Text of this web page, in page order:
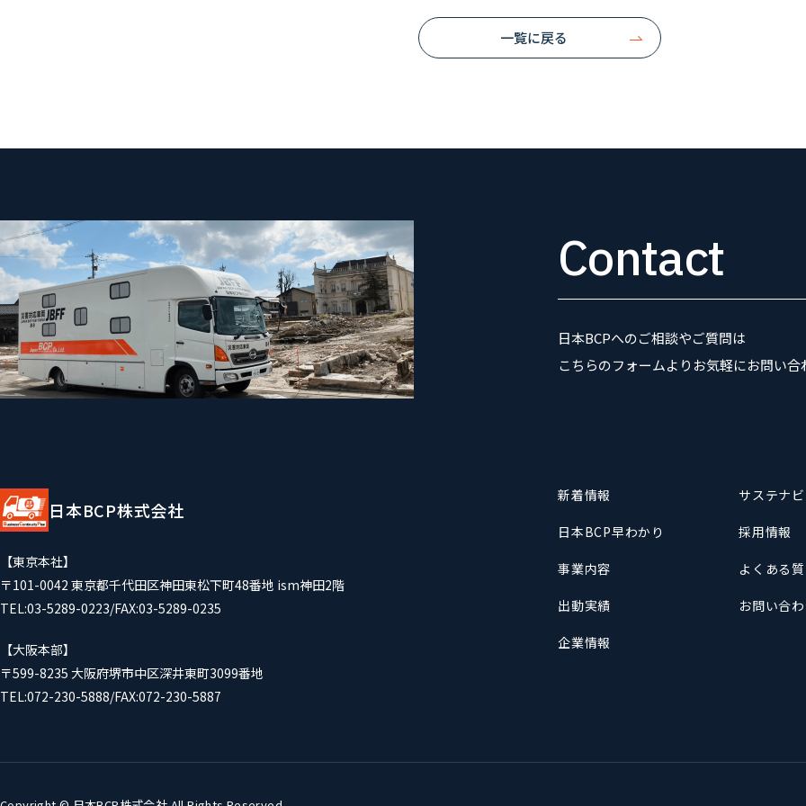
一覧に戻る
Contact
日本BCPへのご相談やご質問は
こちらのフォームよりお気軽にお問い合
日本BCP株式会社
【東京本社】
〒101-0042 東京都千代田区神田東松下町48番地 ism神田2階
TEL:03-5289-0223/FAX:03-5289-0235
【大阪本部】
〒599-8235 大阪府堺市中区深井東町3099番地
TEL:072-230-5888/FAX:072-230-5887
新着情報
日本BCP早わかり
事業内容
出動実績
企業情報
サステナ
採用情報
よくある
お問い合